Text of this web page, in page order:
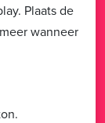
Plaats de
wanneer